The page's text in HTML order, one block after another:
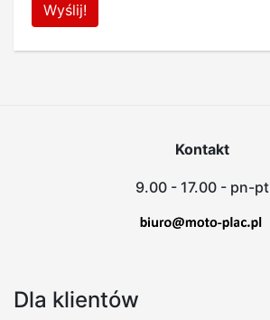
Kontakt
9.00 - 17.00 - pn-pt
Dla klientów